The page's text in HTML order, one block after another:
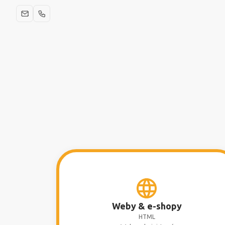
Weby & e-shopy
HTML